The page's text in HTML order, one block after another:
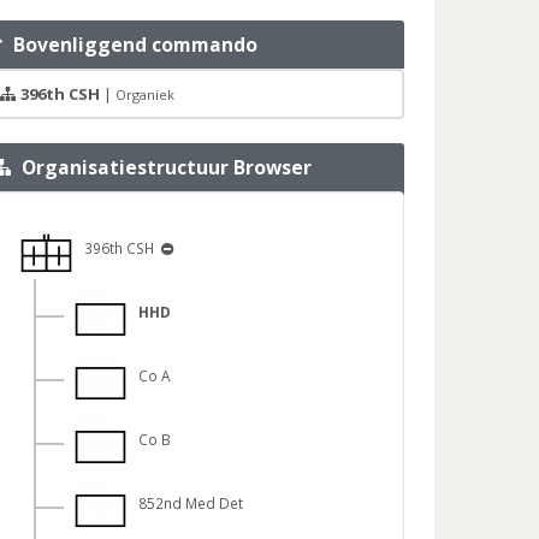
Bovenliggend commando
396th CSH | Organiek
Organisatiestructuur Browser
396th CSH
HHD
Co A
Co B
852nd Med Det